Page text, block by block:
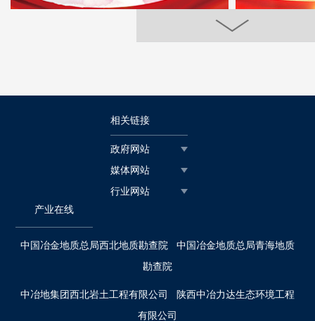
相关链接
政府网站
媒体网站
行业网站
产业在线
中国冶金地质总局西北地质勘查院
中国冶金地质总局青海地质
勘查院
中冶地集团西北岩土工程有限公司
陕西中冶力达生态环境工程
有限公司